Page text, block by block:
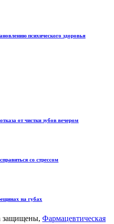
психического здоровья
от чистки зубов вечером
со стрессом
на губах
защищены, Фармацевтическая